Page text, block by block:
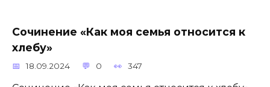
Сочинение «Как моя семья относится к
хлебу»
18.09.2024 0 347